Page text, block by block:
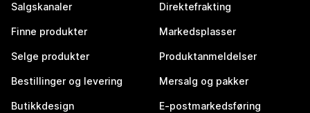
Salgskanaler
Finne produkter
Selge produkter
Bestillinger og levering
Butikkdesign
Direktefrakting
Markedsplasser
Produktanmeldelser
Mersalg og pakker
E-postmarkedsføring